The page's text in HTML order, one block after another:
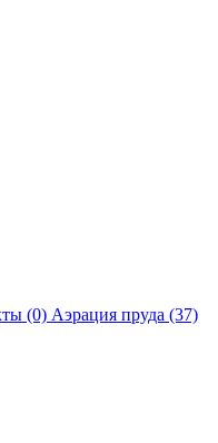
(0) Аэрация пруда (37)